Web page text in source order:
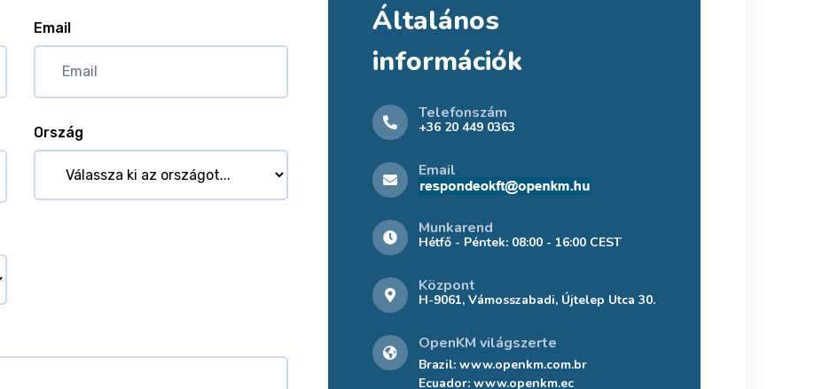
Email
Ország
Általános
információk
Telefonszám
+36 20 449 0363
Email
Munkarend
Hétfő - Péntek: 08:00 - 16:00 CEST
Központ
H-9061, Vámosszabadi, Újtelep Utca 30.
OpenKM világszerte
Brazil:www.openkm.com.br
Ecuador:www.openkm.ec